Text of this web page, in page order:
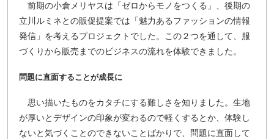
前期の小倉メリヤスは「ゼロからモノをつくる」、後期の
立川ルミネとの販促提案では「魅力あるファッションの情報
発信」を考えるプロジェクトでした。この２つを通して、服
づくりから販売までのビジネスの流れを体験できました。
問題に直面することが成長に
思い描いたものをカタチにする難しさを知りました。生地
が厚いとデザインの印象が変わるので軽くするとか、体験し
ないと気づくことのできないことばかりで、問題に直面して